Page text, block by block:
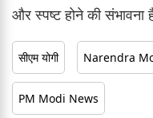
और स्पष्ट होने की संभावना
सीएम योगी Narendra
PM Modi News